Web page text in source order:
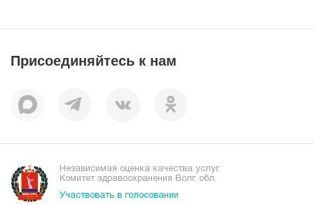
Пациентам
Присоединяйтесь к нам
Независимая оценка качества услуг.
Комитет здравоохранения Волг. обл.
Участвовать в голосовании